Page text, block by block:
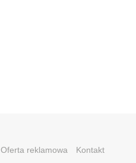
Oferta reklamowa Kontakt